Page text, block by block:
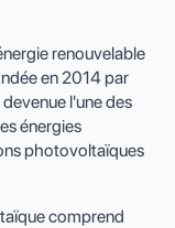
renouvelable
en 2014 par
l'une des
énergies
photovoltaïques
comprend